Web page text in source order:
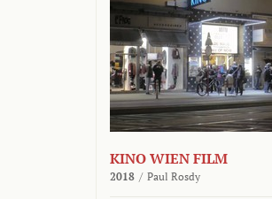
KINO WIEN FILM
2018 / Paul Rosdy